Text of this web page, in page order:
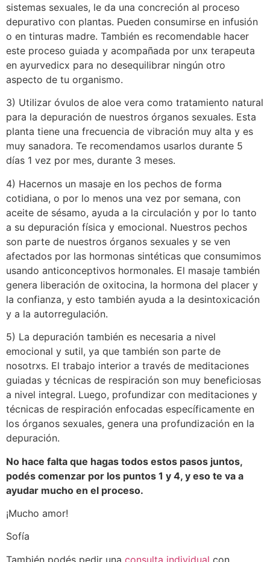
sistemas sexuales, le da una concreción al proceso
depurativo con plantas. Pueden consumirse en infusión
o en tinturas madre. También es recomendable hacer
este proceso guiada y acompañada por unx terapeuta
en ayurvedicx para no desequilibrar ningún otro
aspecto de tu organismo.
3) Utilizar óvulos de aloe vera como tratamiento natural
para la depuración de nuestros órganos sexuales. Esta
planta tiene una frecuencia de vibración muy alta y es
muy sanadora. Te recomendamos usarlos durante 5
días 1 vez por mes, durante 3 meses.
4) Hacernos un masaje en los pechos de forma
cotidiana, o por lo menos una vez por semana, con
aceite de sésamo, ayuda a la circulación y por lo tanto
a su depuración física y emocional. Nuestros pechos
son parte de nuestros órganos sexuales y se ven
afectados por las hormonas sintéticas que consumimos
usando anticonceptivos hormonales. El masaje también
genera liberación de oxitocina, la hormona del placer y
la confianza, y esto también ayuda a la desintoxicación
y a la autorregulación.
5) La depuración también es necesaria a nivel
emocional y sutil, ya que también son parte de
nosotrxs. El trabajo interior a través de meditaciones
guiadas y técnicas de respiración son muy beneficiosas
a nivel integral. Luego, profundizar con meditaciones y
técnicas de respiración enfocadas específicamente en
los órganos sexuales, genera una profundización en la
depuración.
No hace falta que hagas todos estos pasos juntos,
podés comenzar por los puntos 1 y 4, y eso te va a
ayudar mucho en el proceso.
¡Mucho amor!
Sofía
También podés pedir una consulta individual con